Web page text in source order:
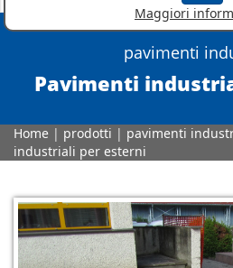
Maggiori
pavimenti
Pavimenti
Home | prodotti | pavimenti
industriali per esterni